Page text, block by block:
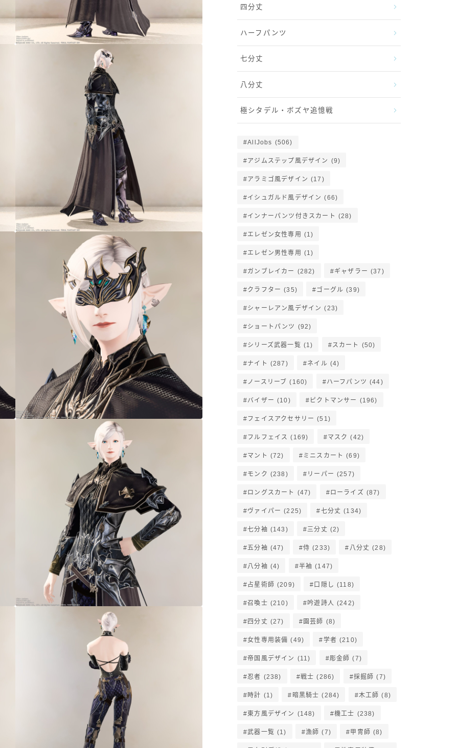
四分丈
ハーフパンツ
七分丈
八分丈
極シタデル・ボズヤ追憶戦
AllJobs (506)
アジムステップ風デザイン (9)
アラミゴ風デザイン (17)
イシュガルド風デザイン (66)
インナーパンツ付きスカート (28)
エレゼン女性専用 (1)
エレゼン男性専用 (1)
ガンブレイカー (282) ギャザラー (37)
クラフター (35) ゴーグル (39)
シャーレアン風デザイン (23)
ショートパンツ (92)
シリーズ武器一覧 (1) スカート (50)
ナイト (287) ネイル (4)
ノースリーブ (160) ハーフパンツ (44)
バイザー (10) ピクトマンサー (196)
フェイスアクセサリー (51)
フルフェイス (169) マスク (42)
マント (72) ミニスカート (69)
モンク (238) リーパー (257)
ロングスカート (47) ローライズ (87)
ヴァイパー (225) 七分丈 (134)
七分袖 (143) 三分丈 (2)
五分袖 (47) 侍 (233) 八分丈 (28)
八分袖 (4) 半袖 (147)
占星術師 (209) 口隠し (118)
召喚士 (210) 吟遊詩人 (242)
四分丈 (27) 園芸師 (8)
女性専用装備 (49) 学者 (210)
帝国風デザイン (11) 彫金師 (7)
忍者 (238) 戦士 (286) 採掘師 (7)
時計 (1) 暗黒騎士 (284) 木工師 (8)
東方風デザイン (148) 機工士 (238)
武器一覧 (1) 漁師 (7) 甲冑師 (8)